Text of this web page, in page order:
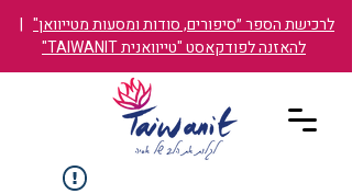
לרכישת הספר ״סיפורים, סודות ומסעות מטייוואן" |
להאזנה לפודקאסט "טייוואנית TAIWANIT"